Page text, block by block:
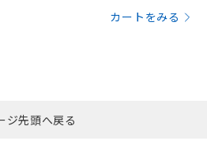
カートをみる
ジ先頭へ戻る